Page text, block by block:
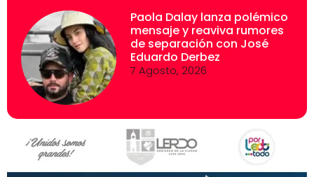
Paola Dalay lanza polémico
mensaje y reaviva rumores
de separación con José
Eduardo Derbez
7 Agosto, 2026